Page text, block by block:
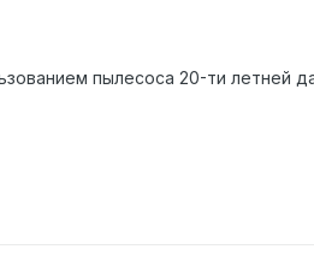
пылесоса 20-ти